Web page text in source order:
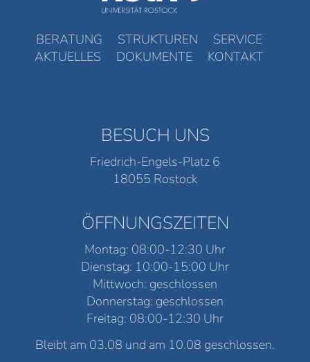
BERATUNG STRUKTUREN
SERVICE
AKTUELLES
DOKUMENTE KONTAKT
BESUCH UNS
Friedrich-Engels-Platz 6
18055 Rostock
ÖFFNUNGSZEITEN
Montag: 08:00-12:30 Uhr
Dienstag: 10:00-15:00 Uhr
Mittwoch: geschlossen
Donnerstag: geschlossen
Freitag: 08:00-12:30 Uhr
Bleibt am 03.08 und am 10.08 geschlossen.